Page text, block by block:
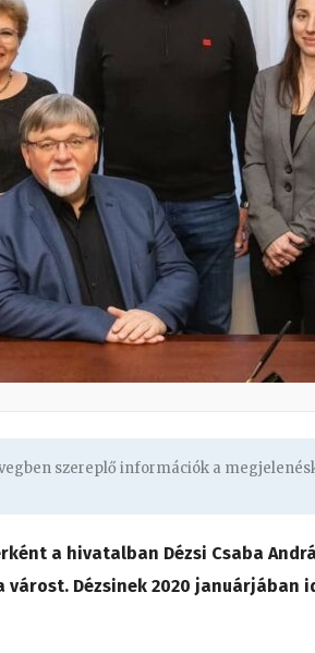
szereplő információk a
a hivatalban Dézsi Csaba
Dézsinek 2020 januárjában